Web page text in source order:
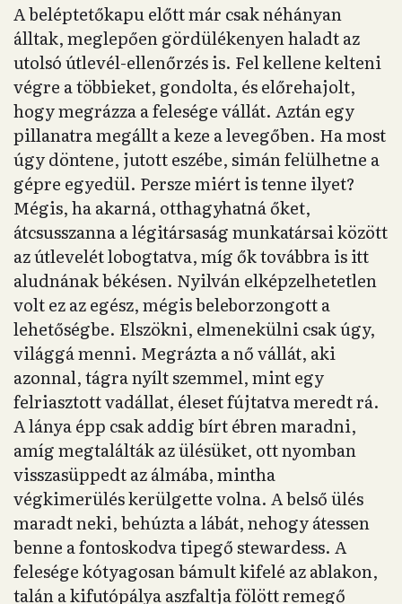
A beléptetőkapu előtt már csak néhányan
álltak, meglepően gördülékenyen haladt az
utolsó útlevél-ellenőrzés is. Fel kellene kelteni
végre a többieket, gondolta, és előrehajolt,
hogy megrázza a felesége vállát. Aztán egy
pillanatra megállt a keze a levegőben. Ha most
úgy döntene, jutott eszébe, simán felülhetne a
gépre egyedül. Persze miért is tenne ilyet?
Mégis, ha akarná, otthagyhatná őket,
átcsusszanna a légitársaság munkatársai között
az útlevelét lobogtatva, míg ők továbbra is itt
aludnának békésen. Nyilván elképzelhetetlen
volt ez az egész, mégis beleborzongott a
lehetőségbe. Elszökni, elmenekülni csak úgy,
világgá menni. Megrázta a nő vállát, aki
azonnal, tágra nyílt szemmel, mint egy
felriasztott vadállat, éleset fújtatva meredt rá.
A lánya épp csak addig bírt ébren maradni,
amíg megtalálták az ülésüket, ott nyomban
visszasüppedt az álmába, mintha
végkimerülés kerülgette volna. A belső ülés
maradt neki, behúzta a lábát, nehogy átessen
benne a fontoskodva tipegő stewardess. A
felesége kótyagosan bámult kifelé az ablakon,
talán a kifutópálya aszfaltja fölött remegő